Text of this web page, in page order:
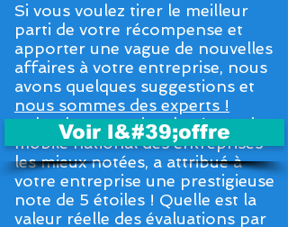
Si vous voulez tirer le meilleur
parti de votre récompense et
apporter une vague de nouvelles
affaires à votre entreprise, nous
avons quelques suggestions et
nous sommes des experts !
Calendar Magazine, le répertoire
mobile national des entreprises
les mieux notées, a attribué à
votre entreprise une prestigieuse
note de 5 étoiles ! Quelle est la
valeur réelle des évaluations par
Voir l&#39;offre